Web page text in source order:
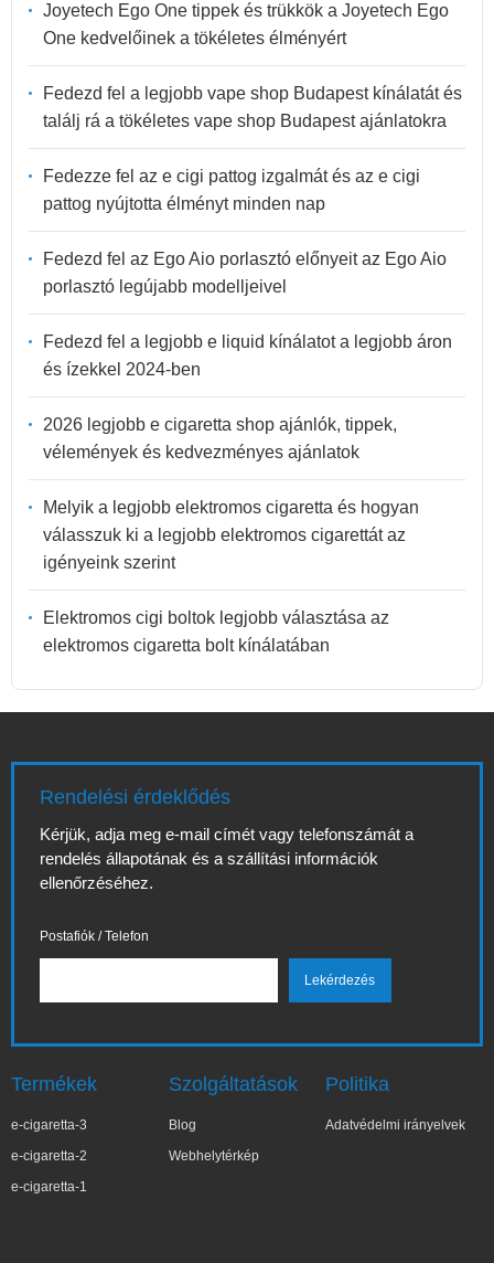
Joyetech Ego One tippek és trükkök a Joyetech Ego
One kedvelőinek a tökéletes élményért
Fedezd fel a legjobb vape shop Budapest kínálatát és
találj rá a tökéletes vape shop Budapest ajánlatokra
Fedezze fel az e cigi pattog izgalmát és az e cigi
pattog nyújtotta élményt minden nap
Fedezd fel az Ego Aio porlasztó előnyeit az Ego Aio
porlasztó legújabb modelljeivel
Fedezd fel a legjobb e liquid kínálatot a legjobb áron
és ízekkel 2024-ben
2026 legjobb e cigaretta shop ajánlók, tippek,
vélemények és kedvezményes ajánlatok
Melyik a legjobb elektromos cigaretta és hogyan
válasszuk ki a legjobb elektromos cigarettát az
igényeink szerint
Elektromos cigi boltok legjobb választása az
elektromos cigaretta bolt kínálatában
Rendelési érdeklődés
Kérjük, adja meg e-mail címét vagy telefonszámát a
rendelés állapotának és a szállítási információk
ellenőrzéséhez.
Postafiók / Telefon
Termékek
e-cigaretta-3
e-cigaretta-2
e-cigaretta-1
Szolgáltatások
Blog
Webhelytérkép
Politika
Adatvédelmi irányelvek